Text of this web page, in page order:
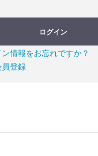
ログイン
ン情報をお忘れですか？
員登録